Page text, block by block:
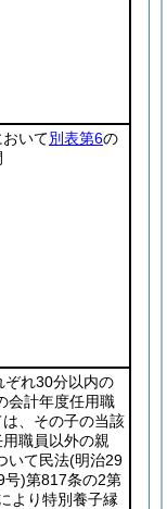
いて別表第6の
ぞれ30分以内の
会計年度任用職
は、その子の当該
職員以外の親
いて民法(明治29
号)第817条の2第
より特別養子縁